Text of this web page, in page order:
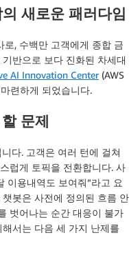
새로운 패러다임
, 수백만 고객에게 종합 금
반으로 보다 진화된 차세대
AI Innovation Center(AWS
련하게 되었습니다.
문제
다. 고객은 여러 턴에 걸쳐
럽게 토픽을 전환합니다. 사
이용내역도 보여줘”라고 요
봇은 사전에 정의된 흐름 안
벗어나는 순간 대응이 불가
서는 다음 세 가지 난제를